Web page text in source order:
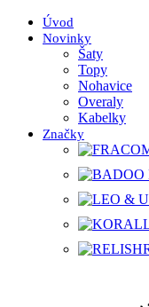
Úvod
Novinky
Šaty
Topy
Nohavice
Overaly
Kabelky
Značky